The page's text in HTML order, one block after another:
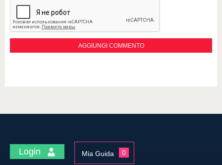
Login Mia Guida 0